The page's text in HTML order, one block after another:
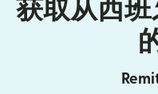
获取从西